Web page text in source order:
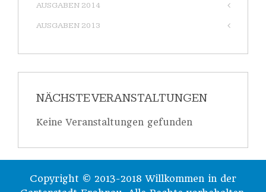
AUSGABEN 2014
AUSGABEN 2013
NÄCHSTE VERANSTALTUNGEN
Keine Veranstaltungen gefunden
Copyright © 2013-2018 Willkommen in der